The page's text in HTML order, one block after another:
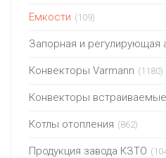
Емкости (109)
Запорная и регулирующая
Конвекторы Varmann (1180)
Конвекторы
Котлы отопления (862)
Продукция завода КЗТО